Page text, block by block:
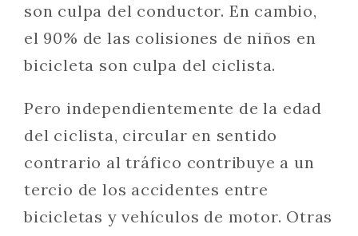
son culpa del conductor. En cambio,
el 90% de las colisiones de niños en
bicicleta son culpa del ciclista.
Pero independientemente de la edad
del ciclista, circular en sentido
contrario al tráfico contribuye a un
tercio de los accidentes entre
bicicletas y vehículos de motor. Otras